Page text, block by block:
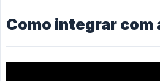
Como integrar com